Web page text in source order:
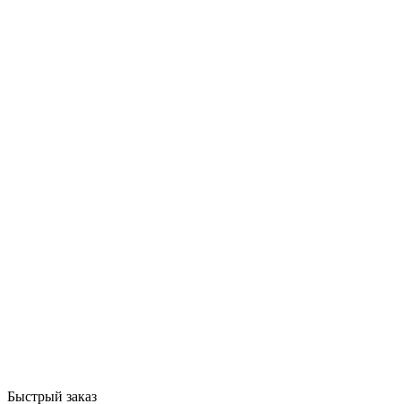
Быстрый заказ